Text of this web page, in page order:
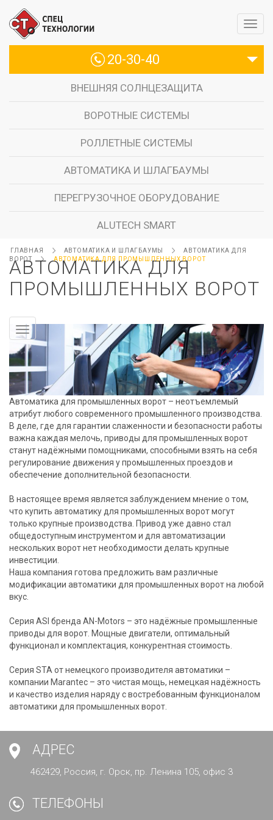
20-30-40
ВНЕШНЯЯ СОЛНЦЕЗАЩИТА
ВОРОТНЫЕ СИСТЕМЫ
РОЛЛЕТНЫЕ СИСТЕМЫ
АВТОМАТИКА И ШЛАГБАУМЫ
ПЕРЕГРУЗОЧНОЕ ОБОРУДОВАНИЕ
ALUTECH SMART
ГЛАВНАЯ АВТОМАТИКА И ШЛАГБАУМЫ
АВТОМАТИКА ДЛЯ
ВОРОТ
АВТОМАТИКА ДЛЯ ПРОМЫШЛЕННЫХ ВОРОТ
АВТОМАТИКА ДЛЯ
ПРОМЫШЛЕННЫХ ВОРОТ
Автоматика для промышленных ворот – неотъемлемый
атрибут любого современного промышленного производства.
В деле, где для гарантии слаженности и безопасности работы
важна каждая мелочь, приводы для промышленных ворот
станут надёжными помощниками, способными взять на себя
регулирование движения у промышленных проездов и
обеспечение дополнительной безопасности.
В настоящее время является заблуждением мнение о том,
что купить автоматику для промышленных ворот могут
только крупные производства. Привод уже давно стал
общедоступным инструментом и для автоматизации
нескольких ворот нет необходимости делать крупные
инвестиции.
Наша компания готова предложить вам различные
модификации автоматики для промышленных ворот на любой
вкус.
Серия ASI бренда AN-Motors – это надёжные промышленные
приводы для ворот. Мощные двигатели, оптимальный
функционал и комплектация, конкурентная стоимость.
Серия STA от немецкого производителя автоматики –
компании Marantec – это чистая мощь, немецкая надёжность
и качество изделия наряду с востребованным функционалом
автоматики для промышленных ворот.
АДРЕС
462429, Россия, г. Орск, пр. Ленина 105, офис 3
ТЕЛЕФОНЫ